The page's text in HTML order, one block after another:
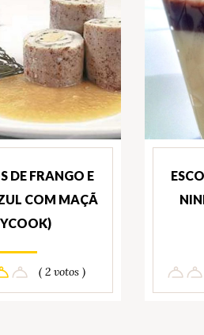
DE FRANGO E
COM MAÇÃ
( 2 votos )